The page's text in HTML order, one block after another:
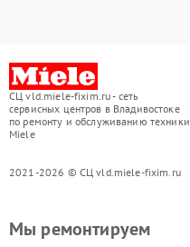
СЦ vld.miele-fixim.ru - сеть
сервисных центров в Владивостоке
по ремонту и обслуживанию техники
Miele
2021-2026 © СЦ vld.miele-fixim.ru
Мы ремонтируем